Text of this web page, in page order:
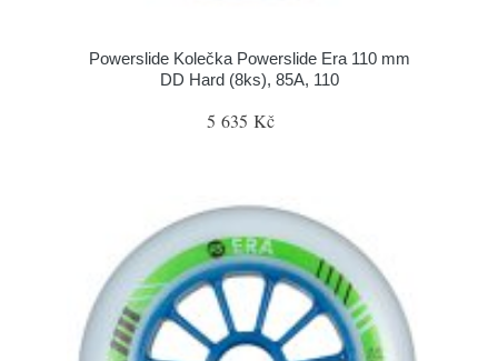
Powerslide Kolečka Powerslide Era 110 mm
DD Hard (8ks), 85A, 110
5 635 Kč